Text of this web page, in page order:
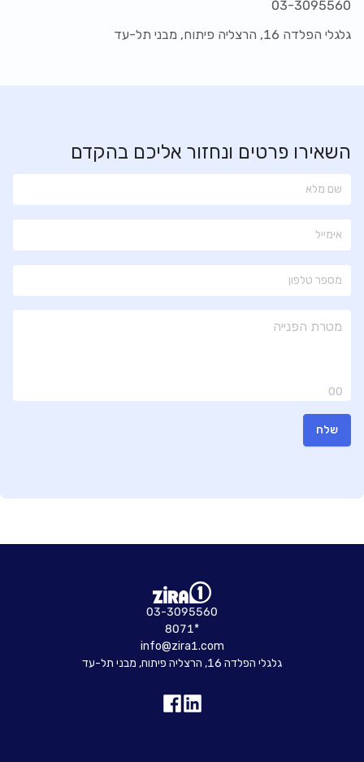
03-3095560
גלגלי הפלדה 16, הרצליה פיתוח, מבני תל-עד
השאירו פרטים ונחזור אליכם בהקדם
00
שלח
03-3095560
8071*
info@zira1.com
גלגלי הפלדה 16, הרצליה פיתוח, מבני תל-עד